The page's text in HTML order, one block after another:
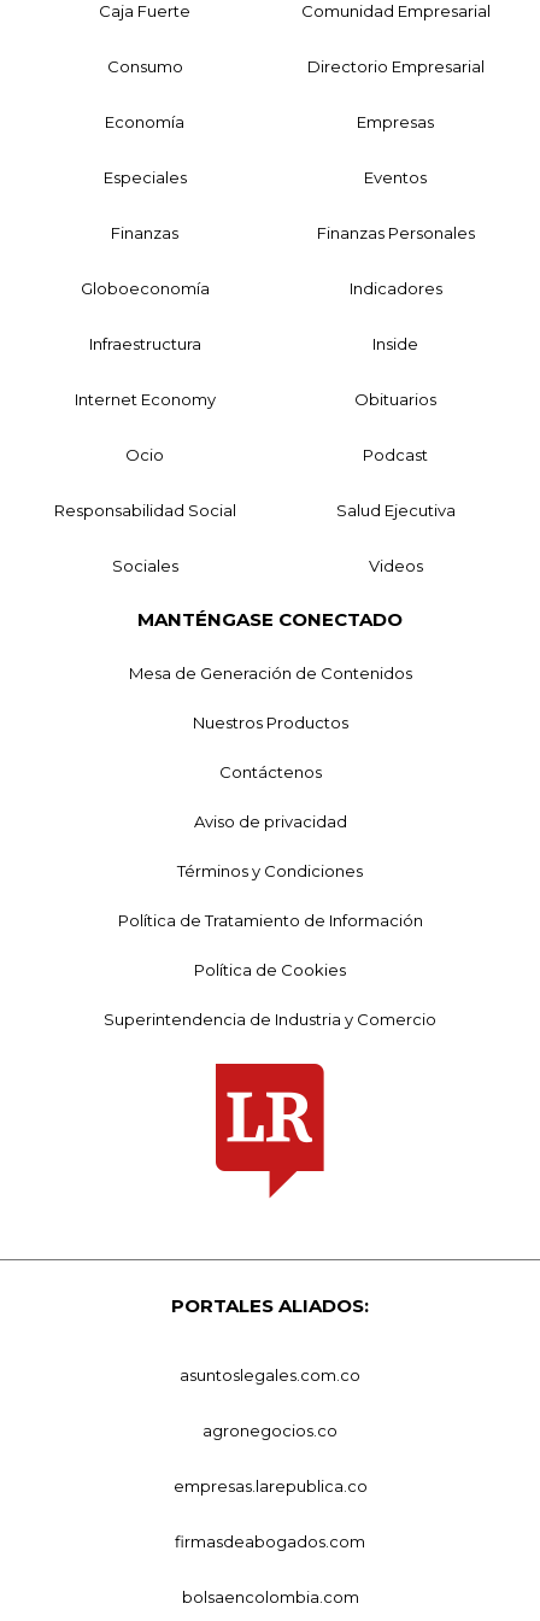
Caja Fuerte Comunidad Empresarial
Consumo Directorio Empresarial
Economía Empresas
Especiales Eventos
Finanzas Finanzas Personales
Globoeconomía Indicadores
Infraestructura Inside
Internet Economy Obituarios
Ocio Podcast
Responsabilidad Social Salud Ejecutiva
Sociales Videos
MANTÉNGASE CONECTADO
Mesa de Generación de Contenidos
Nuestros Productos
Contáctenos
Aviso de privacidad
Términos y Condiciones
Política de Tratamiento de Información
Política de Cookies
Superintendencia de Industria y Comercio
PORTALES ALIADOS:
asuntoslegales.com.co
agronegocios.co
empresas.larepublica.co
firmasdeabogados.com
bolsaencolombia.com